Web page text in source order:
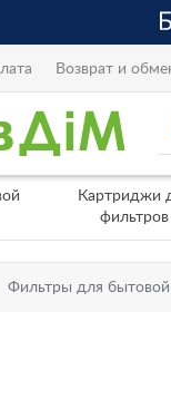
Возврат и
Картриджи
фильтров
Фильтры для